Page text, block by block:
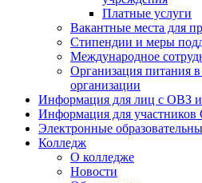
Платные услуги
Вакантные места для
Стипендии и меры
Международное
Организация питания в
организации
Информация для лиц с ОВЗ
Информация для
Электронные
Колледж
О колледже
Новости